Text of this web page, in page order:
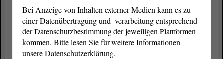
Das Aus für die Wipperliese und die Heidebahn scheint
besiegelt. Zwei Anträge der Linken zur möglichen Rettung
der Bahnen wurden von den Abgeordneten in die
Fachausschüsse überwiesen. Viel Hoffnung, das nötige
Geld zu finden, besteht jedoch nicht mehr.
Bei Anzeige von Inhalten externer Medien kann es zu
einer Datenübertragung und -verarbeitung entsprechend
der Datenschutzbestimmung der jeweiligen Plattformen
kommen. Bitte lesen Sie für weitere Informationen
unsere Datenschutzerklärung.